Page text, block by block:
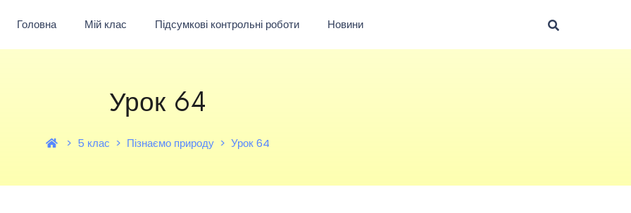
Головна Мій клас Підсумкові контрольні роботи Новини
Урок 64
5 клас Пізнаємо природу Урок 64